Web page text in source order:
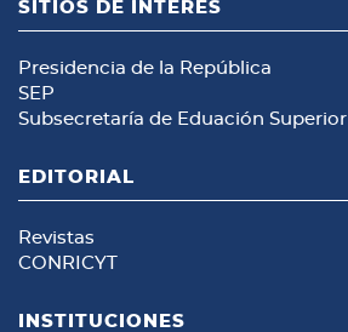
SITIOS DE INTERÉS
Presidencia de la República
SEP
Subsecretaría de Eduación Superior
EDITORIAL
Revistas
CONRICYT
INSTITUCIONES